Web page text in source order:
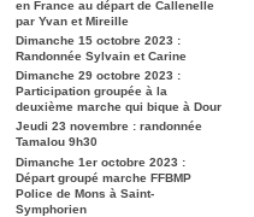
en France au départ de Callenelle
par Yvan et Mireille
Dimanche 15 octobre 2023 :
Randonnée Sylvain et Carine
Dimanche 29 octobre 2023 :
Participation groupée à la
deuxième marche qui bique à Dour
Jeudi 23 novembre : randonnée
Tamalou 9h30
Dimanche 1er octobre 2023 :
Départ groupé marche FFBMP
Police de Mons à Saint-
Symphorien